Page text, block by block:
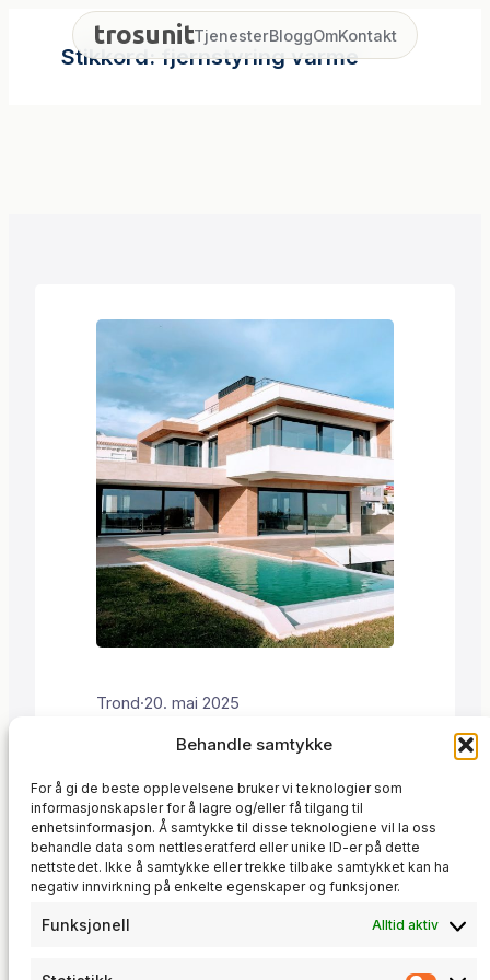
Behandle samtykke
For å gi de beste opplevelsene bruker vi teknologier som
informasjonskapsler for å lagre og/eller få tilgang til
enhetsinformasjon. Å samtykke til disse teknologiene vil la oss
behandle data som nettleseratferd eller unike ID-er på dette
nettstedet. Ikke å samtykke eller trekke tilbake samtykket kan ha
negativ innvirkning på enkelte egenskaper og funksjoner.
Funksjonell Alltid aktiv
Stikkord:fjernstyring varme
Trond·20. mai 2025
Trosunit oppgraderte et eldre RF-
varmesystem med smart styring og
logikk via Home Assistant. Se hvordan
Trond Sundt forvandlet analog varme til
et intelligent system.
Automasjon, Home Assistant ,
Kundeprosjekter, Smarthus
trosunitTjenesterBloggOmKontakt